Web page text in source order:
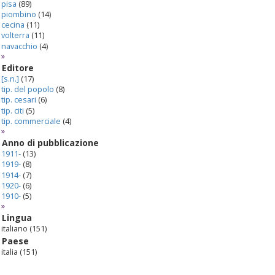
pisa (89)
piombino (14)
cecina (11)
volterra (11)
navacchio (4)
»
Editore
[s.n.] (17)
tip. del popolo (8)
tip. cesari (6)
tip. citi (5)
tip. commerciale (4)
»
Anno di pubblicazione
1911- (13)
1919- (8)
1914- (7)
1920- (6)
1910- (5)
»
Lingua
italiano (151)
Paese
italia (151)